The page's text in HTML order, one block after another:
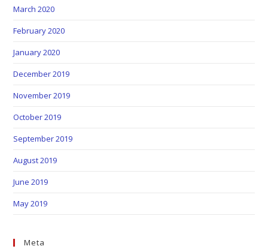
March 2020
February 2020
January 2020
December 2019
November 2019
October 2019
September 2019
August 2019
June 2019
May 2019
Meta